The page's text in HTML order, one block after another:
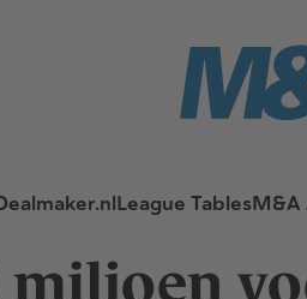
League TablesM&A
miljoen